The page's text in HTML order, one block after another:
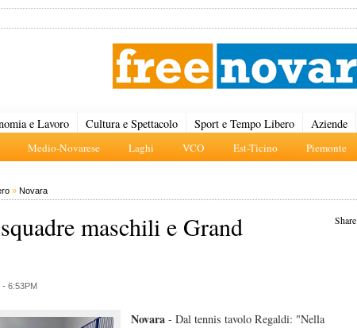
Medio-Novarese Laghi VCO Est-Ticino Piemonte
e Lavoro Cultura e Spettacolo Sport e Tempo Libero Aziende
» Novara
Share
maschili e Grand
- 6:53PM
Novara - Dal tennis tavolo Regaldi: "Nella